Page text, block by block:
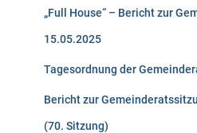
„Full House“ – Bericht zur
15.05.2025
Tagesordnung der
Bericht zur
(70. Sitzung)